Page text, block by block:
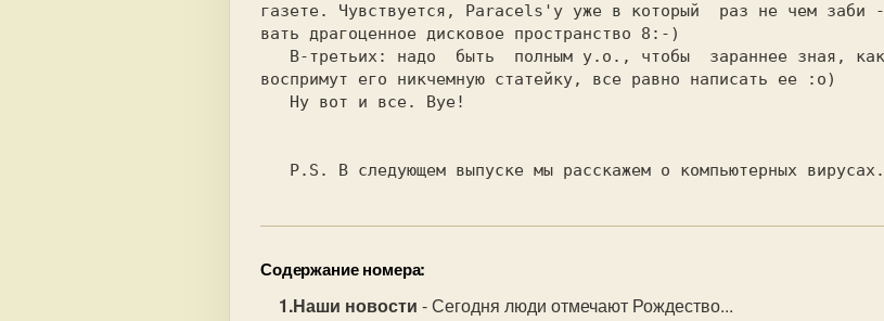
газете. Чувствуется, Paracels'у уже в который  раз не чем заби -
вать драгоценное дисковое пространство 8:-)
воспримут его никчемную статейку, все равно написать ее :o)
Содержание номера:
Наши новости - Сегодня люди отмечают Рождество...